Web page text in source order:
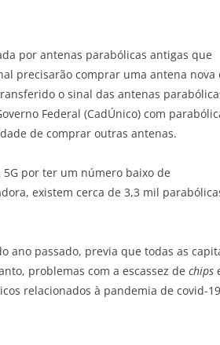
por antenas parabólicas antigas que
precisarão comprar uma antena nova
o sinal das antenas
Federal (CadÚnico) com
de comprar outras antenas.
por ter um número baixo de
existem cerca de 3,3 mil
ano passado, previa que todas as
problemas com a escassez de chips
relacionados à pandemia de covid-19